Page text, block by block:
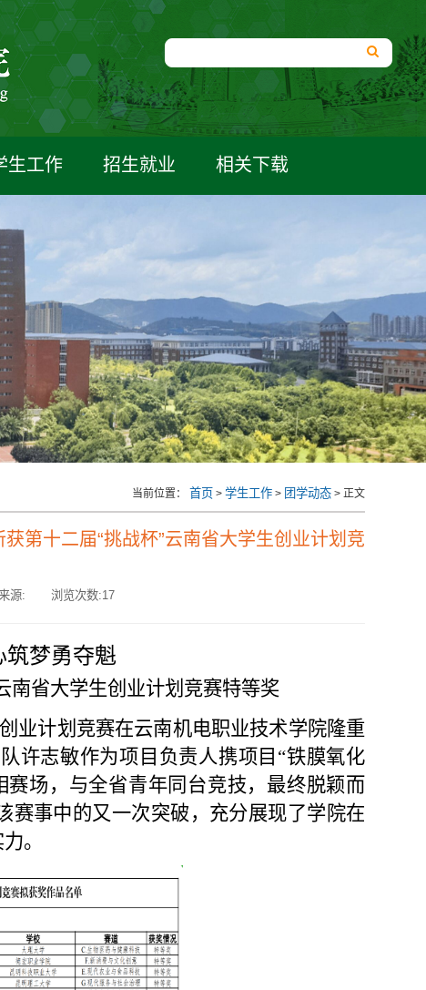
生工作 招生就业 相关下载
当前位置： 首页 > 学生工作 > 团学动态 > 正文
第十二届“挑战杯”云南省大学生创业计划竞
源: 浏览次数:17
筑梦勇夺魁
南省大学生创业计划竞赛特等奖
业计划竞赛在云南机电职业技术学院隆重
许志敏作为项目负责人携项目“铁膜氧化
场，与全省青年同台竞技，最终脱颖而
赛事中的又一次突破，充分展现了学院在
。